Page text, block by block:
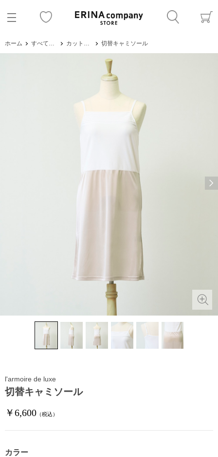
ホーム すべてのアイテム カットソー・Tシャツ 切替キャミソール
切替キャミソール
￥6,600 （税込）
l'armoire de luxe
カラー